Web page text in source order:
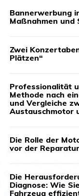
Bannerwerbung
Maßnahmen und
Zwei
Plätzen“
Professionalität
Methode nach
und Vergleiche
Austauschmotor
Die Rolle der
vor der
Die
Diagnose: Wie
Fahrzeug